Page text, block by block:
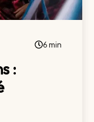
6 min
: